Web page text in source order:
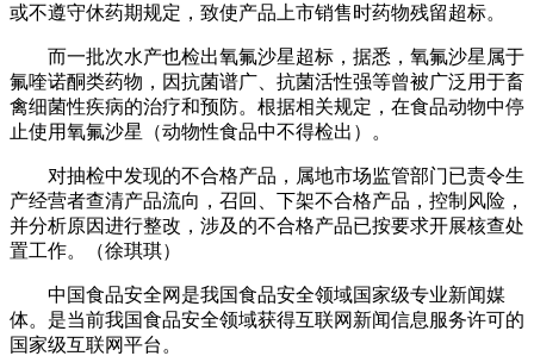
或不遵守休药期规定，致使产品上市销售时药物残留超标。
而一批次水产也检出氧氟沙星超标，据悉，氧氟沙星属于
氟喹诺酮类药物，因抗菌谱广、抗菌活性强等曾被广泛用于畜
禽细菌性疾病的治疗和预防。根据相关规定，在食品动物中停
止使用氧氟沙星（动物性食品中不得检出）。
对抽检中发现的不合格产品，属地市场监管部门已责令生
产经营者查清产品流向，召回、下架不合格产品，控制风险，
并分析原因进行整改，涉及的不合格产品已按要求开展核查处
置工作。（徐琪琪）
中国食品安全网是我国食品安全领域国家级专业新闻媒
体。是当前我国食品安全领域获得互联网新闻信息服务许可的
国家级互联网平台。